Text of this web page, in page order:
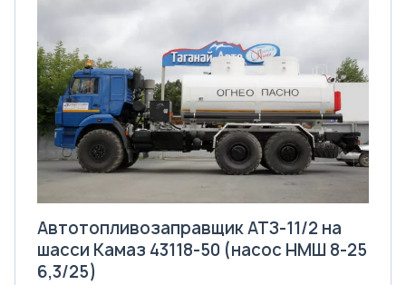
Автотопливозаправщик АТЗ-11/2 на
шасси Камаз 43118-50 (насос НМШ 8-25
6,3/25)